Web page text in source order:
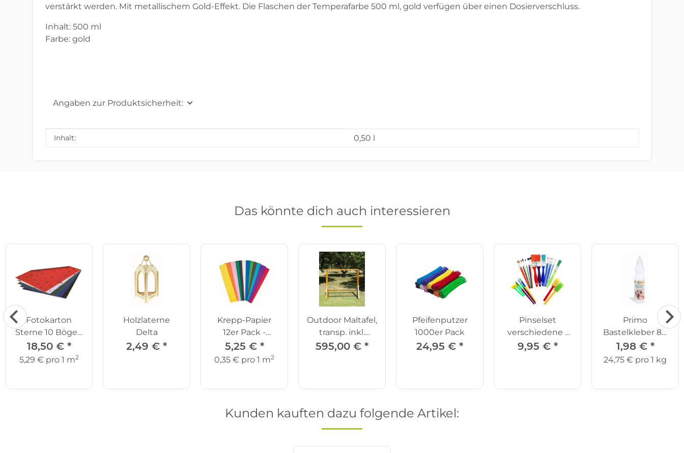
verstärkt werden. Mit metallischem Gold-Effekt. Die Flaschen der Temperafarbe 500 ml, gold verfügen über einen Dosierverschluss.
Inhalt: 500 ml
Farbe: gold
Angaben zur Produktsicherheit:
Produkteigenschaft
Wert
Inhalt: 0,50 l
Das könnte dich auch interessieren
Fotokarton
Sterne 10 Bögen
300 g/qm
18,50 € *
5,29 € pro 1 m2
Holzlaterne
Delta
2,49 € *
Krepp-Papier
12er Pack -
klassisch
5,25 € *
0,35 € pro 1 m2
Outdoor Maltafel,
transp. inkl.
Standfüße
595,00 € *
Pfeifenputzer
1000er Pack
24,95 € *
Pinselset
verschiedene -
25er Set
9,95 € *
Primo
Bastelkleber 80
g
1,98 € *
24,75 € pro 1 kg
Kunden kauften dazu folgende Artikel: